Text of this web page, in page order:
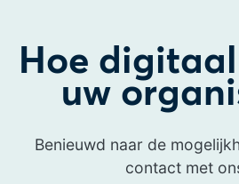
Hoe
uw
Benieuwd naar de
contact met